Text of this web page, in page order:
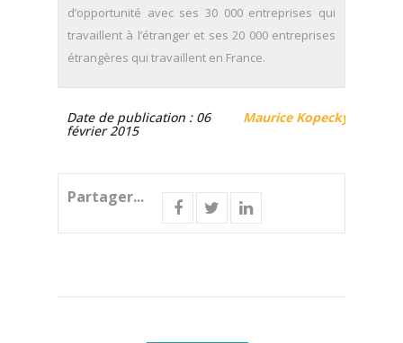
d’opportunité avec ses 30 000 entreprises qui
travaillent à l’étranger et ses 20 000 entreprises
étrangères qui travaillent en France.
Maurice Kopecky
Date de publication : 06
février 2015
Partager...